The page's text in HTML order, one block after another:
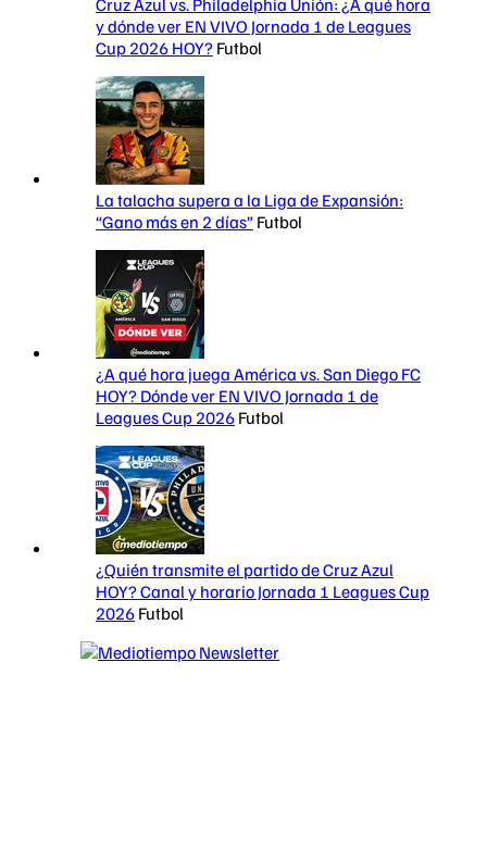
y dónde ver EN VIVO Jornada 1 de Leagues
Cup 2026 HOY? Futbol
La talacha supera a la Liga de Expansión:
“Gano más en 2 días” Futbol
¿A qué hora juega América vs. San Diego FC
HOY? Dónde ver EN VIVO Jornada 1 de
Leagues Cup 2026 Futbol
¿Quién transmite el partido de Cruz Azul
HOY? Canal y horario Jornada 1 Leagues Cup
2026 Futbol